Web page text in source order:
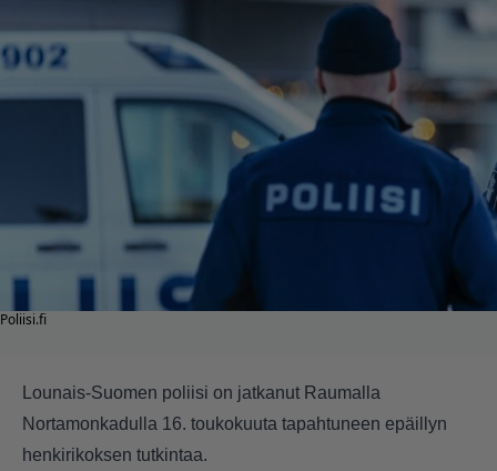
Poliisi.fi
Lounais-Suomen poliisi on jatkanut Raumalla
Nortamonkadulla 16. toukokuuta tapahtuneen epäillyn
henkirikoksen tutkintaa.